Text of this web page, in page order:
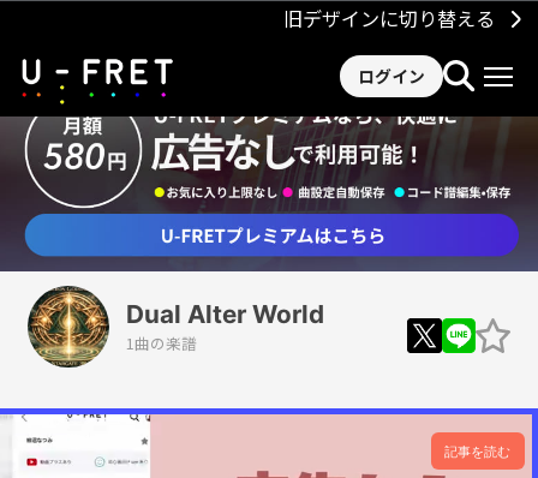
旧デザインに切り替える
ログイン
Dual Alter World
1曲の楽譜
記事を読む